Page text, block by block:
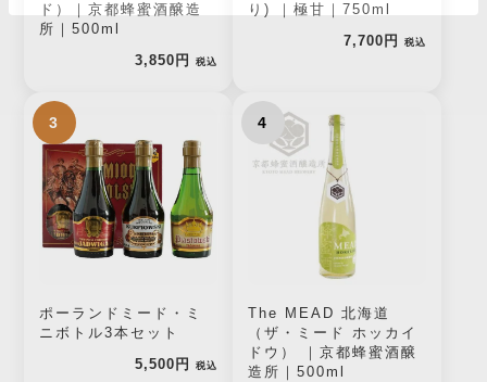
ド）｜京都蜂蜜酒醸造
所｜500ml
3,850円
税込
り) ｜極甘｜750ml
7,700円
税込
3
ポーランドミード・ミ
ニボトル3本セット
5,500円
税込
4
The MEAD 北海道
（ザ・ミード ホッカイ
ドウ） ｜京都蜂蜜酒醸
造所｜500ml